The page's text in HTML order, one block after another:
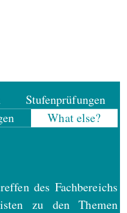
Stufenprüfungen
What else?
des Fachbereichs
zu den Themen